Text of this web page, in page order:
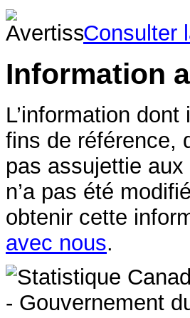
Consulter
Information
L’information
fins de référence,
pas assujettie
n’a pas été
obtenir cette
avec nous.